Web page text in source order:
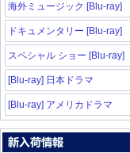
海外ミュージック [Blu-ray]
ドキュメンタリー [Blu-ray]
スペシャル ショー [Blu-ray]
[Blu-ray] 日本ドラマ
[Blu-ray] アメリカドラマ